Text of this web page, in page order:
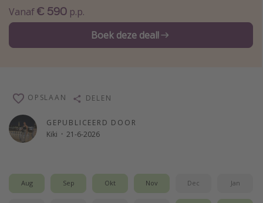
Vakantieparken
Zonvakanties
Meer onderwerpen
Reisblog
Reiskalender
Beste keukens ter wereld
Vanaf€ 590 p.p.
Boek deze deal!
GEPUBLICEERD DOOR
Kiki · 21-6-2026
OPSLAAN DELEN
Aug Sep Okt Nov Dec Jan